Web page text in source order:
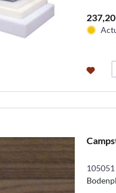
105051